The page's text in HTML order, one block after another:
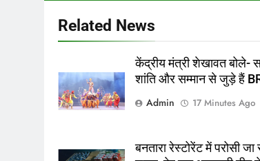
Related News
केंद्रीय मंत्री शेखावत बोले-
शांति और सम्मान से जुड़े हैं
Admin
17 Minutes Ago
बनतारा रेस्टोरेंट में परोसी